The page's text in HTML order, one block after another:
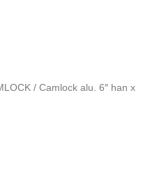
/ Camlock alu. 6″ han x